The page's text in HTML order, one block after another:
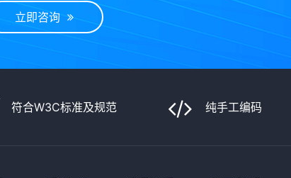
立即咨询
符合W3C标准及规范 纯手工编码